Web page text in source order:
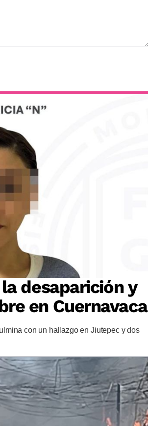
desaparición y
en Cuernavaca
con un hallazgo en Jiutepec y dos